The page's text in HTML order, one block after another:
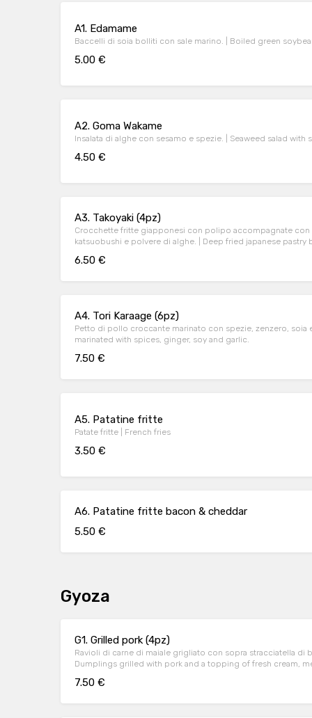
A1. Edamame
Baccelli di soia bolliti con sale marino. |
5.00 €
A2. Goma Wakame
Insalata di alghe con sesamo e
4.50 €
A3. Takoyaki (4pz)
Crocchette fritte giapponesi con polipo accompagnate con
katsuobushi e polvere di alghe. | Deep fried japanese pastry balls with octopus and
6.50 €
A4. Tori Karaage (6pz)
Petto di pollo croccante marinato con spezie, zenzero, soia e aglio. | Crunchy
marinated with spices, ginger, soy and garlic.
7.50 €
A5. Patatine fritte
Patate fritte | French fries
3.50 €
A6. Patatine fritte bacon & cheddar
5.50 €
Gyoza
G1. Grilled pork (4pz)
Ravioli di carne di maiale grigliato con sopra stracciatella di
Dumplings grilled with pork and a topping of fresh cream,
7.50 €